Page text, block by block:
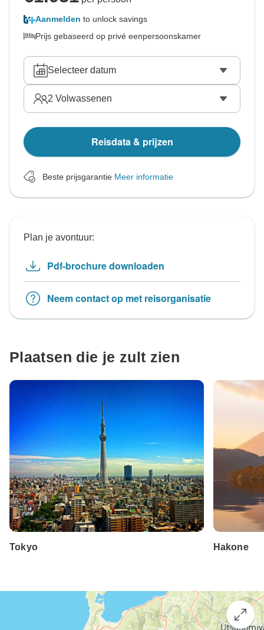
Aanmelden to unlock savings
Prijs gebaseerd op privé eenpersoonskamer
Selecteer datum
2 Volwassenen
Reisdata & prijzen
Beste prijsgarantie Meer informatie
Plan je avontuur:
Pdf-brochure downloaden
Neem contact op met reisorganisatie
Plaatsen die je zult zien
Tokyo Hakone